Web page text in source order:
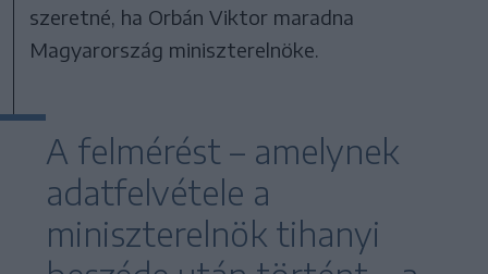
szeretné, ha Orbán Viktor maradna
Magyarország miniszterelnöke.
A felmérést – amelynek
adatfelvétele a
miniszterelnök tihanyi